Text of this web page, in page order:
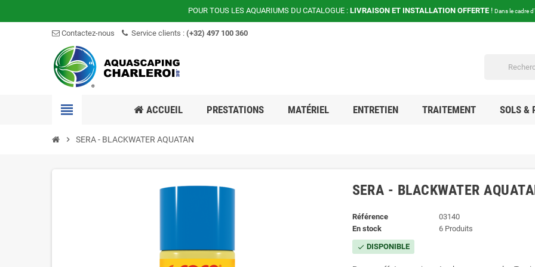
POUR TOUS LES AQUARIUMS DU CATALOGUE : LIVRAISON ET INSTALLATION OFFERTE ! Dans le cadre
Contactez-nous Service clients : (+32) 497 100 360
view_headline ACCUEIL PRESTATIONS MATÉRIEL ENTRETIEN TRAITEMENT SOLS &
chevron_right SERA - BLACKWATER AQUATAN
SERA - BLACKWATER
Référence
03140
En stock
6 Produits
check DISPONIBLE